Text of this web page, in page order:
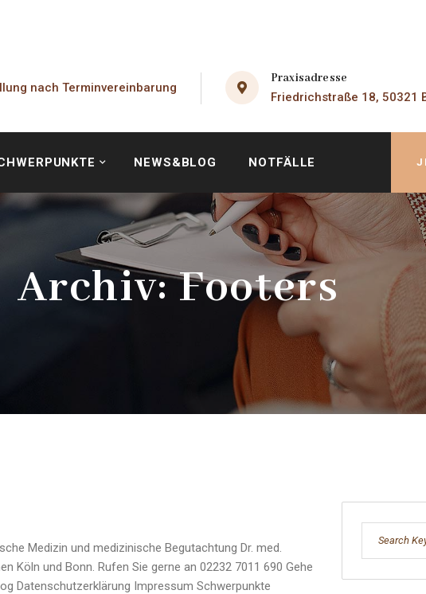
nach Terminvereinbarung
Praxisadresse
Friedrichstraße 18, 50321
NEWS&BLOG NOTFÄLLE
Archiv:Footers
Medizin und medizinische Begutachtung Dr. med.
Köln und Bonn. Rufen Sie gerne an 02232 7011 690 Gehe
Datenschutzerklärung Impressum Schwerpunkte